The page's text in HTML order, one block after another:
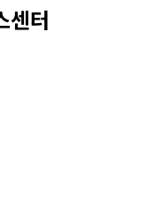
센터